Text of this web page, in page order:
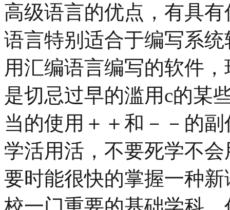
高级语言的优点，有具
语言特别适合于编写系
用汇编语言编写的软件
是切忌过早的滥用c的某
当的使用＋＋和－－的
学活用活，不要死学不
要时能很快的掌握一种